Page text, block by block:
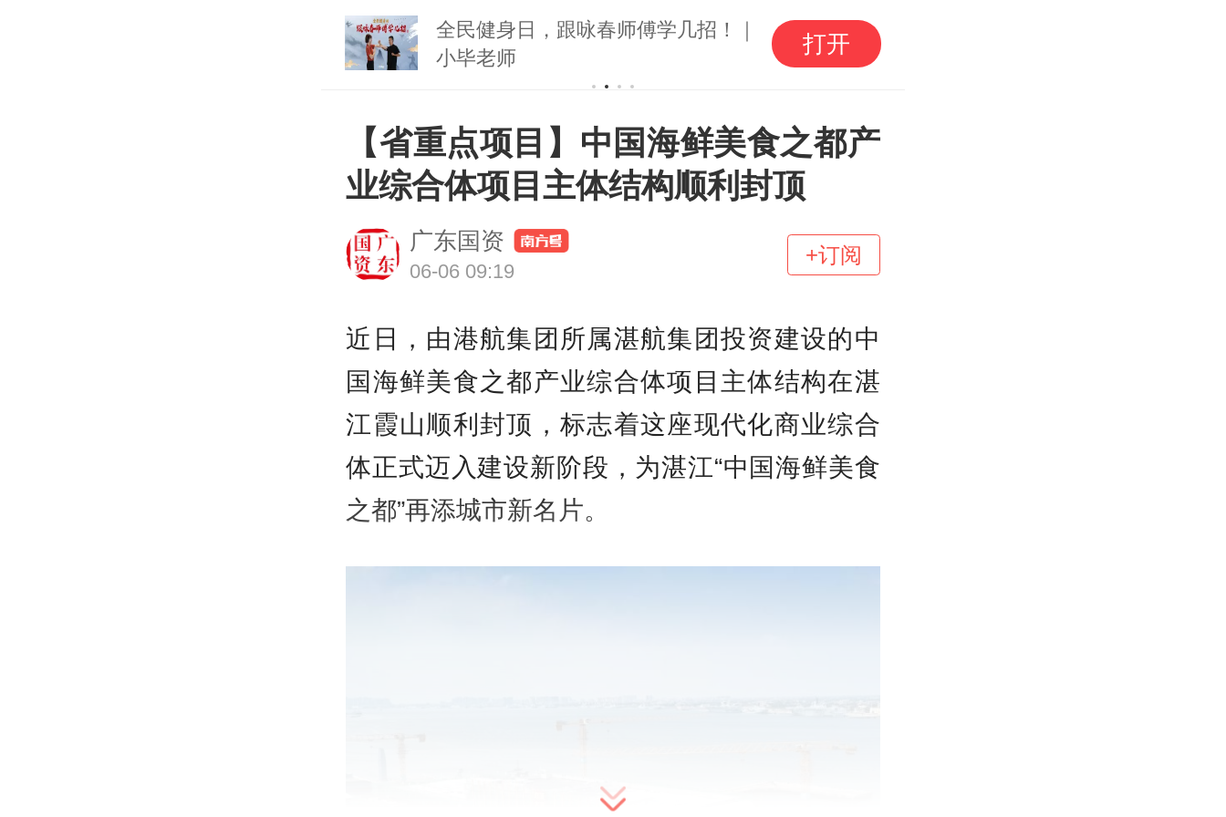
全民健身日，跟咏春师傅学几招！｜
小毕老师
打开
【省重点项目】中国海鲜美食之都产
业综合体项目主体结构顺利封顶
广东国资
06-06 09:19
+订阅
近日，由港航集团所属湛航集团投资建设的中
国海鲜美食之都产业综合体项目主体结构在湛
江霞山顺利封顶，标志着这座现代化商业综合
体正式迈入建设新阶段，为湛江“中国海鲜美食
之都”再添城市新名片。